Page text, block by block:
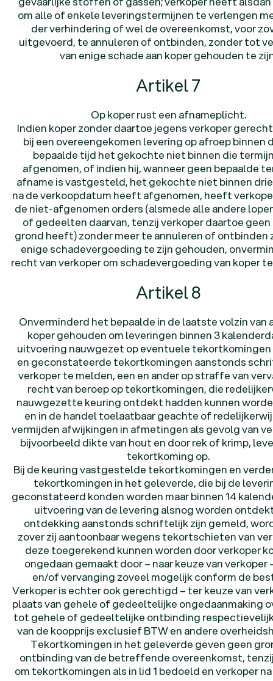
om alle of enkele leveringstermijnen te verlengen
der verhindering of wel de overeenkomst, voor
uitgevoerd, te annuleren of ontbinden, zonder tot
van enige schade aan koper gehouden te
Artikel 7
Op koper rust een afnameplicht.
Indien koper zonder daartoe jegens verkoper
bij een overeengekomen levering op afroep binnen
bepaalde tijd het gekochte niet binnen die
afgenomen, of indien hij, wanneer geen bepaalde
afname is vastgesteld, het gekochte niet binnen
na de verkoopdatum heeft afgenomen, heeft
de niet-afgenomen orders (alsmede alle andere
of gedeelten daarvan, tenzij verkoper daartoe
grond heeft) zonder meer te annuleren of
enige schadevergoeding te zijn gehouden,
recht van verkoper om schadevergoeding van koper
Artikel 8
Onverminderd het bepaalde in de laatste volzin van
koper gehouden om leveringen binnen 3
uitvoering nauwgezet op eventuele
en geconstateerde tekortkomingen aanstonds
verkoper te melden, een en ander op straffe van
recht van beroep op tekortkomingen, die
nauwgezette keuring ontdekt hadden kunnen
en in de handel toelaatbaar geachte of
vermijden afwijkingen in afmetingen als gevolg van
bijvoorbeeld dikte van hout en door rek of krimp,
tekortkoming op.
Bij de keuring vastgestelde tekortkomingen en
tekortkomingen in het geleverde, die bij de
geconstateerd konden worden maar binnen 14
uitvoering van de levering alsnog worden
ontdekking aanstonds schriftelijk zijn gemeld,
zover zij aantoonbaar wegens tekortschieten van
deze toegerekend kunnen worden door verkoper
ongedaan gemaakt door – naar keuze van verkoper
en/of vervanging zoveel mogelijk conform de
Verkoper is echter ook gerechtigd – ter keuze van
plaats van gehele of gedeeltelijke ongedaanmaking
tot gehele of gedeeltelijke ontbinding
van de koopprijs exclusief BTW en andere
Tekortkomingen in het geleverde geven geen
ontbinding van de betreffende overeenkomst,
om tekortkomingen als in lid 1 bedoeld en verkoper